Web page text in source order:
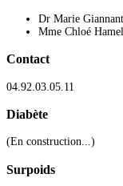
Dr Marie
Mme Chloé
Contact
04.92.03.05.11
Diabète
(En construction...)
Surpoids